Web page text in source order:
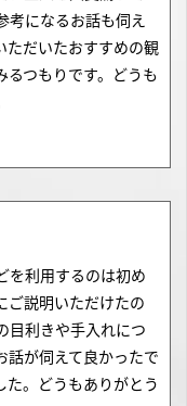
考になるお話も伺え
ただいたおすすめの観
るつもりです。どうも
を利用するのは初め
ご説明いただけたの
目利きや手入れにつ
話が伺えて良かったで
た。どうもありがとう